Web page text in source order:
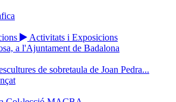
Activitats i Exposicions
a l'Ajuntament de Badalona
de sobretaula de Joan Pedra...